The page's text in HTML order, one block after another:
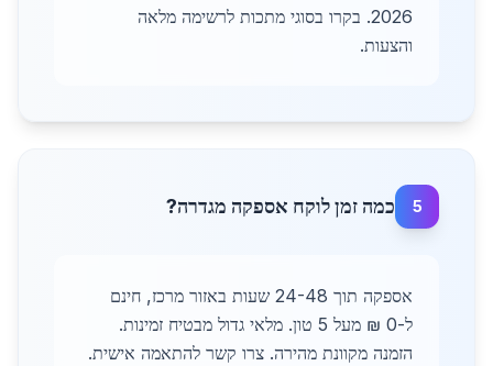
2026. בקרו בסוגי מתכות לרשימה מלאה
והצעות.
5 כמה זמן לוקח אספקה מגדרה?
אספקה תוך 24-48 שעות באזור מרכז, חינם
ל-0 ₪ מעל 5 טון. מלאי גדול מבטיח זמינות.
הזמנה מקוונת מהירה. צרו קשר להתאמה אישית.